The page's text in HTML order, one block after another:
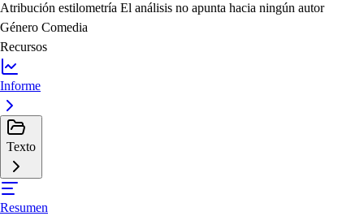
Atribución estilometría El análisis no apunta hacia ningún autor
Género Comedia
Recursos
Informe
Texto
Resumen